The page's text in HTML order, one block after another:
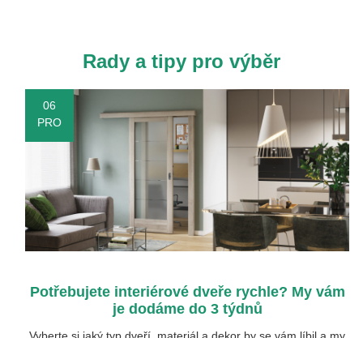
Rady a tipy pro výběr
06
PRO
Potřebujete interiérové dveře rychle? My vám
je dodáme do 3 týdnů